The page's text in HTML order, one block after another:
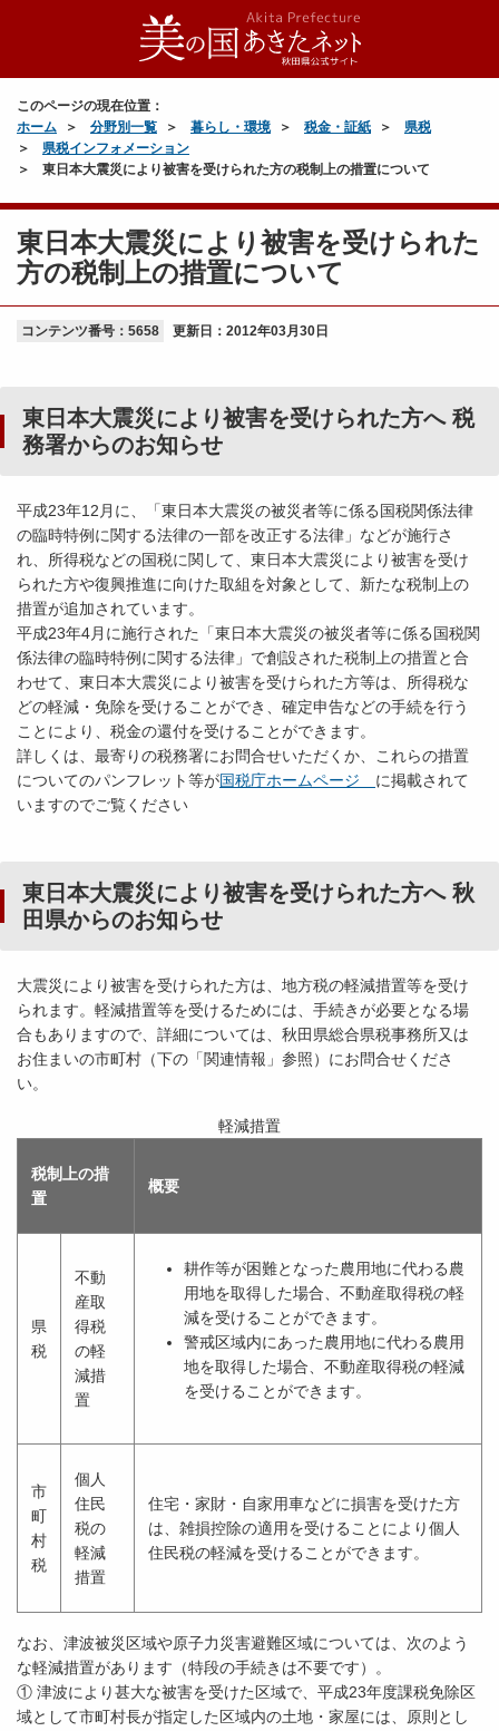
このページの現在位置：
ホーム
分野別一覧 暮らし・環境 税金・証紙
県税
県税インフォメーション
東日本大震災により被害を受けられた方の税制上の措置について
東日本大震災により被害を受けられた
方の税制上の措置について
コンテンツ番号：5658 更新日： 2012年03月30日
東日本大震災により被害を受けられた方へ 税
務署からのお知らせ
平成23年12月に、「東日本大震災の被災者等に係る国税関係法律
の臨時特例に関する法律の一部を改正する法律」などが施行さ
れ、所得税などの国税に関して、東日本大震災により被害を受け
られた方や復興推進に向けた取組を対象として、新たな税制上の
措置が追加されています。
平成23年4月に施行された「東日本大震災の被災者等に係る国税関
係法律の臨時特例に関する法律」で創設された税制上の措置と合
わせて、東日本大震災により被害を受けられた方等は、所得税な
どの軽減・免除を受けることができ、確定申告などの手続を行う
ことにより、税金の還付を受けることができます。
詳しくは、最寄りの税務署にお問合せいただくか、これらの措置
についてのパンフレット等が国税庁ホームページ に掲載されて
いますのでご覧ください
東日本大震災により被害を受けられた方へ 秋
田県からのお知らせ
大震災により被害を受けられた方は、地方税の軽減措置等を受け
られます。軽減措置等を受けるためには、手続きが必要となる場
合もありますので、詳細については、秋田県総合県税事務所又は
お住まいの市町村（下の「関連情報」参照）にお問合せくださ
い。
軽減措置
税制上の措
置
概要
県
税
不動
産取
得税
の軽
減措
置
耕作等が困難となった農用地に代わる農
用地を取得した場合、不動産取得税の軽
減を受けることができます。
警戒区域内にあった農用地に代わる農用
地を取得した場合、不動産取得税の軽減
を受けることができます。
市
町
村
税
個人
住民
税の
軽減
措置
住宅・家財・自家用車などに損害を受けた方
は、雑損控除の適用を受けることにより個人
住民税の軽減を受けることができます。
なお、津波被災区域や原子力災害避難区域については、次のよう
な軽減措置があります（特段の手続きは不要です）。
① 津波により甚大な被害を受けた区域で、平成23年度課税免除区
域として市町村長が指定した区域内の土地・家屋には、原則とし